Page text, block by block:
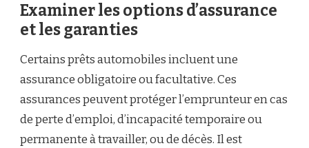
Examiner les options d’assurance
et les garanties
Certains prêts automobiles incluent une
assurance obligatoire ou facultative. Ces
assurances peuvent protéger l’emprunteur en cas
de perte d’emploi, d’incapacité temporaire ou
permanente à travailler, ou de décès. Il est